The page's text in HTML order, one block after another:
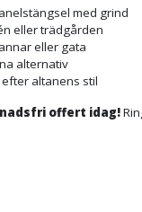
med grind
eller trädgården
eller gata
alternativ
altanens stil
offert idag!